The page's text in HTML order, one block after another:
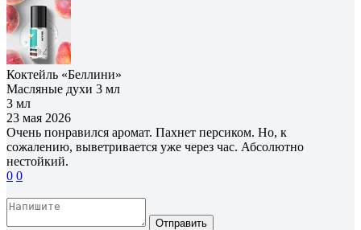
Коктейль «Беллини»
Масляные духи 3 мл
3 мл
23 мая 2026
Очень понравился аромат. Пахнет персиком. Но, к
сожалению, выветривается уже через час. Абсолютно
нестойкий.
0 0
Отправить